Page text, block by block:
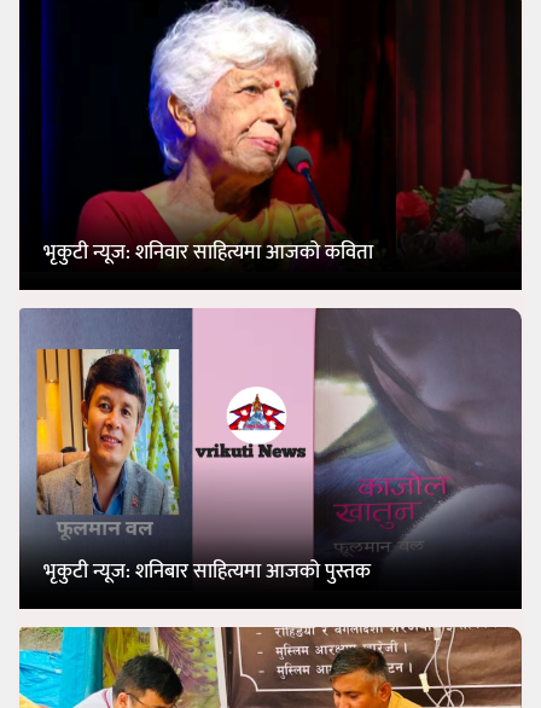
भृकुटी न्यूज: शनिवार साहित्यमा आजको कविता
भृकुटी न्यूज: शनिबार साहित्यमा आजको पुस्तक